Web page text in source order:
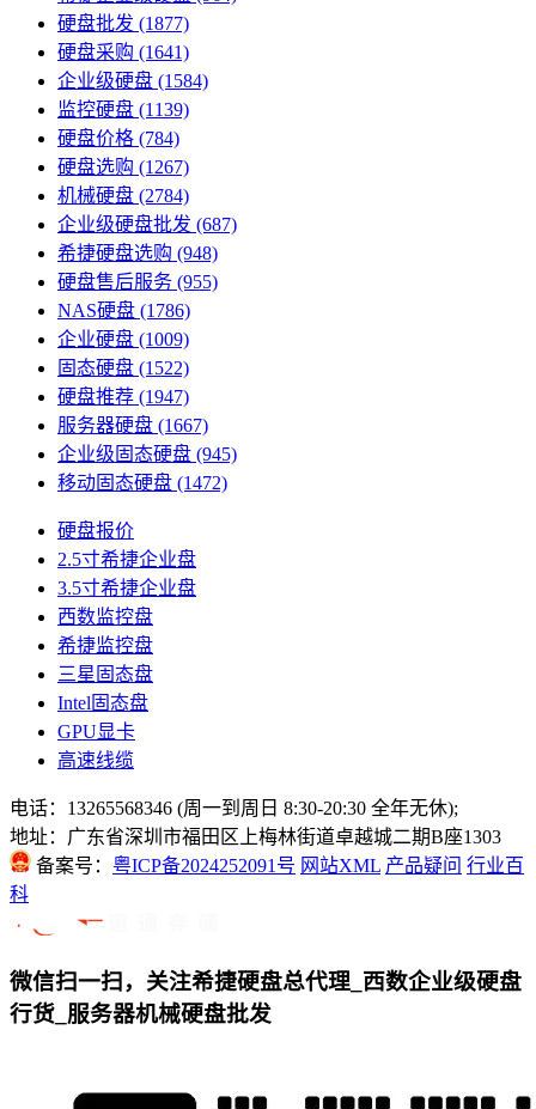
硬盘批发 (1877)
硬盘采购 (1641)
企业级硬盘 (1584)
监控硬盘 (1139)
硬盘价格 (784)
硬盘选购 (1267)
机械硬盘 (2784)
企业级硬盘批发 (687)
希捷硬盘选购 (948)
硬盘售后服务 (955)
NAS硬盘 (1786)
企业硬盘 (1009)
固态硬盘 (1522)
硬盘推荐 (1947)
服务器硬盘 (1667)
企业级固态硬盘 (945)
移动固态硬盘 (1472)
硬盘报价
2.5寸希捷企业盘
3.5寸希捷企业盘
西数监控盘
希捷监控盘
三星固态盘
Intel固态盘
GPU显卡
高速线缆
电话：13265568346 (周一到周日 8:30-20:30 全年无休);
地址：广东省深圳市福田区上梅林街道卓越城二期B座1303
备案号： 粤ICP备2024252091号 网站XML 产品疑问 行业百
科
微信扫一扫，关注希捷硬盘总代理_西数企业级硬盘
行货_服务器机械硬盘批发